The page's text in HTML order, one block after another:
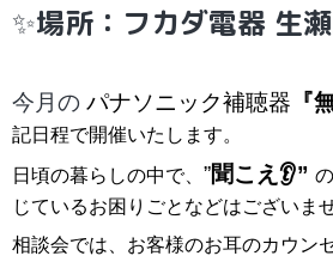
✨場所：フカダ電器 生
今月の パナソニック補聴器 『
記日程で開催いたします。
日頃の暮らしの中で、 ”聞こえ👂”
じているお困りごとなどはございま
相談会では、お客様のお耳のカウン